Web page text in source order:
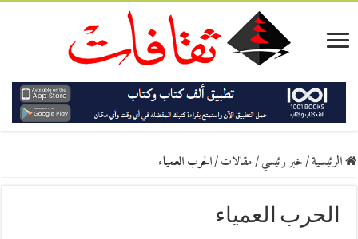
الرئيسية/خبر رئيسي/مقالات/الحرب العمياء
الحرب العمياء